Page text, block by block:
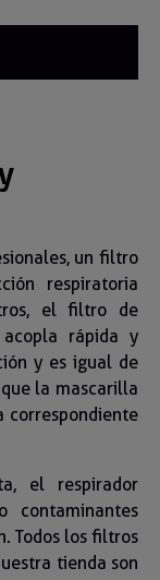
un filtro
respiratoria
el filtro de
rápida y
y es igual de
la mascarilla
correspondiente
el respirador
contaminantes
Todos los filtros
tienda son